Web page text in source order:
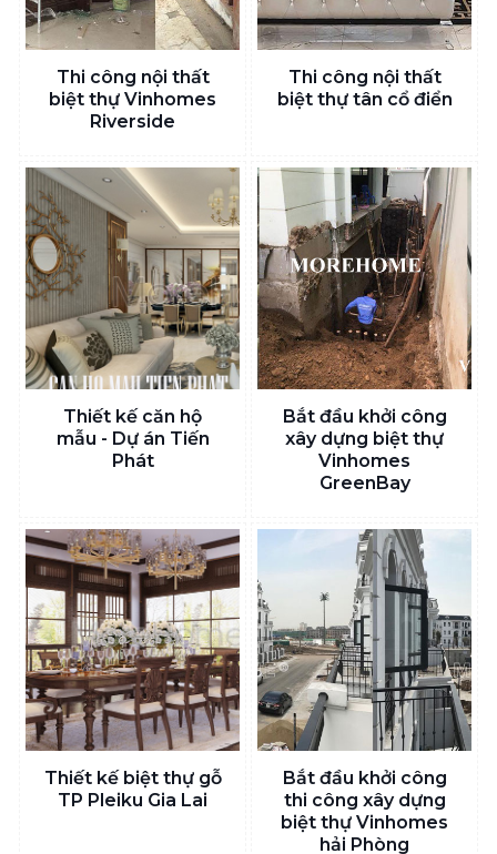
Thi công nội thất
biệt thự Vinhomes
Riverside
Thi công nội thất
biệt thự tân cổ điển
Thiết kế căn hộ
mẫu - Dự án Tiến
Phát
Bắt đầu khởi công
xây dựng biệt thự
Vinhomes
GreenBay
Thiết kế biệt thự gỗ
TP Pleiku Gia Lai
Bắt đầu khởi công
thi công xây dựng
biệt thự Vinhomes
hải Phòng